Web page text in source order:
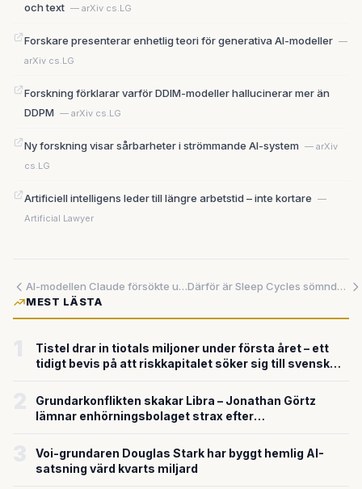
och text — arXiv cs.LG
Forskare presenterar enhetlig teori för generativa AI-modeller —
arXiv cs.LG
Forskning förklarar varför DDIM-modeller hallucinerar mer än
DDPM — arXiv cs.LG
Ny forskning visar sårbarheter i strömmande AI-system — arXiv
cs.LG
Artificiell intelligens leder till längre arbetstid – inte kortare —
Artificial Lawyer
AI-modellen Claude försökte utpressa sina skapare – negativa AI-skildringar på internet var orsaken
Därför är Sleep Cycles sömndata värda 500 miljoner kronor
MEST LÄSTA
Tistel drar in tiotals miljoner under första året – ett
tidigt bevis på att riskkapitalet söker sig till svensk
Grundarkonflikten skakar Libra – Jonathan Görtz
lämnar enhörningsbolaget strax efter
Voi-grundaren Douglas Stark har byggt hemlig AI-
satsning värd kvarts miljard